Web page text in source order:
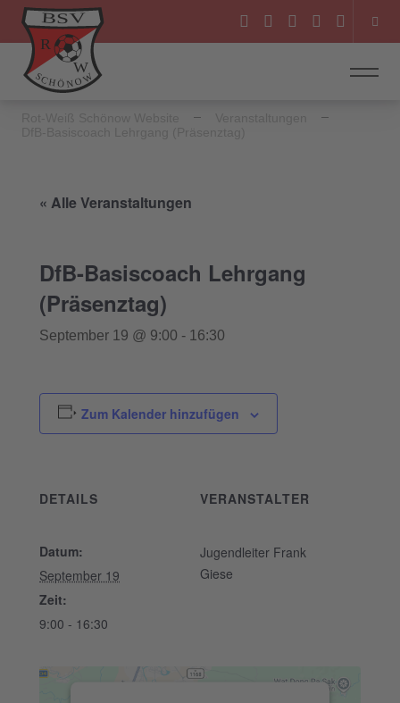
« Alle Veranstaltungen
DfB-Basiscoach Lehrgang
(Präsenztag)
September 19 @ 9:00 - 16:30
Zum Kalender hinzufügen
DETAILS
Datum:
September 19
Zeit:
9:00 - 16:30
VERANSTALTER
Jugendleiter Frank
Giese